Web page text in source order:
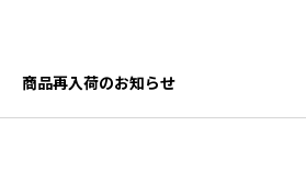
商品再入荷のお知らせ